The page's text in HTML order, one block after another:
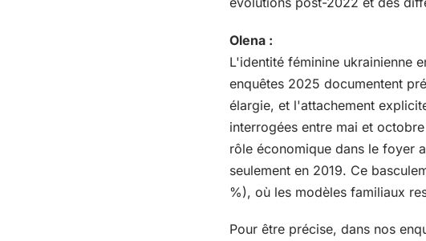
Olena :
L'identité féminine ukrainienne
enquêtes 2025 documentent
élargie, et l'attachement
interrogées entre mai et
rôle économique dans le foyer
seulement en 2019. Ce
%), où les modèles familiaux
Pour être précise, dans nos